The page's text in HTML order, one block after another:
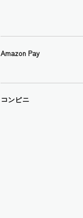
Amazon Pay
コンビニ